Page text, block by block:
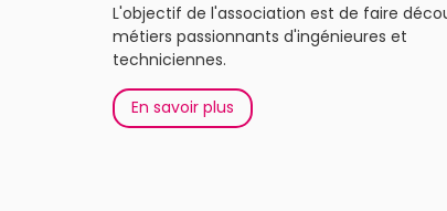
L'objectif de l'association est de faire
métiers passionnants d'ingénieures et
techniciennes.
En savoir plus